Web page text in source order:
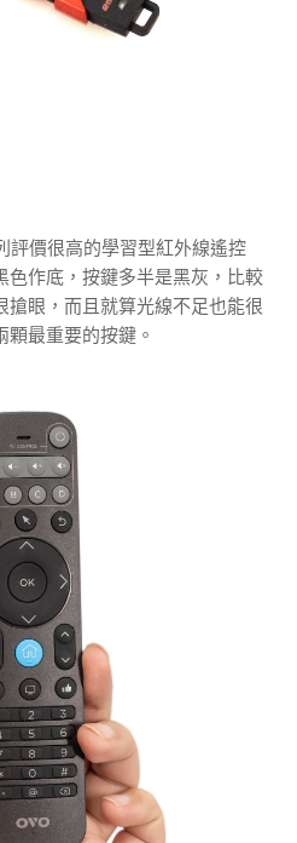
評價很高的學習型紅外線遙控
色作底，按鍵多半是黑灰，比較
搶眼，而且就算光線不足也能很
最重要的按鍵。